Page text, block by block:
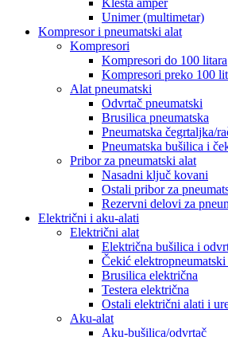
Klešta amper
Unimer (multimetar)
Kompresor i pneumatski alat
Kompresori
Kompresori do 100 litara
Kompresori preko 100
Alat pneumatski
Odvrtač pneumatski
Brusilica pneumatska
Pneumatska čegrtaljka/
Pneumatska bušilica i
Pribor za pneumatski alat
Nasadni ključ kovani
Ostali pribor za
Rezervni delovi za
Električni i aku-alati
Električni alat
Električna bušilica i
Čekić elektropneumatski
Brusilica električna
Testera električna
Ostali električni alati i
Aku-alat
Aku-bušilica/odvrtač